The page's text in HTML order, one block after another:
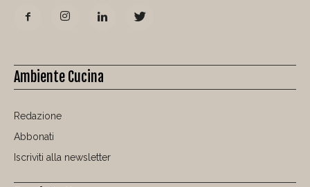
Ambiente Cucina
Redazione
Abbonati
Iscriviti alla newsletter